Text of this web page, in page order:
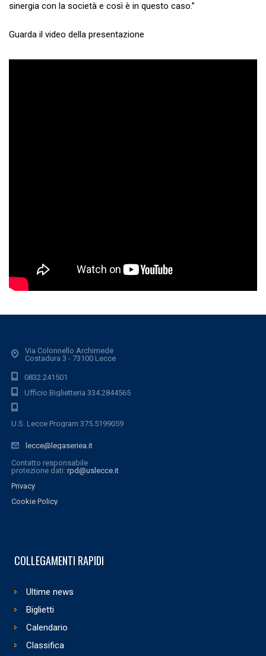
sinergia con la società e così è in questo caso.”
Guarda il video della presentazione
Via Colonnello Archimede
Costadura 3 - 73100 Lecce
0832.241501
Ufficio Biglietteria 334.2844565
U.S. Lecce Program 375.5199059
lecce@legaseriea.it
Contatto responsabile
protezione dati: rpd@uslecce.it
Privacy
Cookie Policy
COLLEGAMENTI RAPIDI
Ultime news
Biglietti
Calendario
Classifica